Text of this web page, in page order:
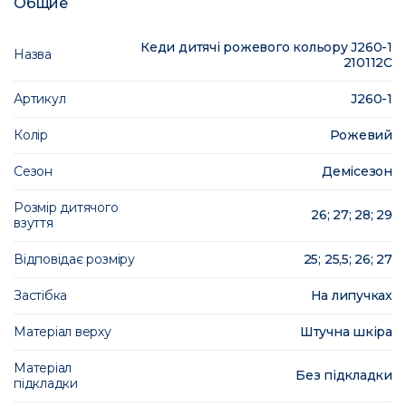
Общие
Назва
Кеди дитячі рожевого кольору J260-1
210112C
Артикул J260-1
Колір Рожевий
Сезон Демісезон
Розмір дитячого
взуття
26; 27; 28; 29
Відповідає розміру 25; 25,5; 26; 27
Застібка На липучках
Матеріал верху Штучна шкіра
Матеріал
підкладки
Без підкладки